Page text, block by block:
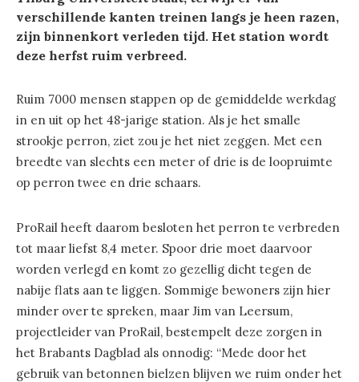
verschillende kanten treinen langs je heen razen,
zijn binnenkort verleden tijd. Het station wordt
deze herfst ruim verbreed.
Ruim 7000 mensen stappen op de gemiddelde werkdag
in en uit op het 48-jarige station. Als je het smalle
strookje perron, ziet zou je het niet zeggen. Met een
breedte van slechts een meter of drie is de loopruimte
op perron twee en drie schaars.
ProRail heeft daarom besloten het perron te verbreden
tot maar liefst 8,4 meter. Spoor drie moet daarvoor
worden verlegd en komt zo gezellig dicht tegen de
nabije flats aan te liggen. Sommige bewoners zijn hier
minder over te spreken, maar Jim van Leersum,
projectleider van ProRail, bestempelt deze zorgen in
het Brabants Dagblad als onnodig: “Mede door het
gebruik van betonnen bielzen blijven we ruim onder het